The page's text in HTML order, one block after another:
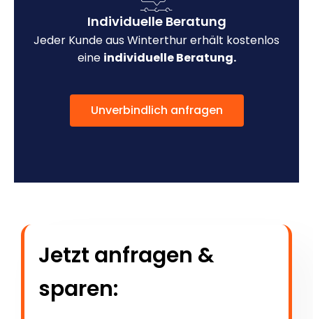
Individuelle Beratung
Jeder Kunde aus Winterthur erhält kostenlos
eine individuelle Beratung.
Unverbindlich anfragen
Jetzt anfragen &
sparen: